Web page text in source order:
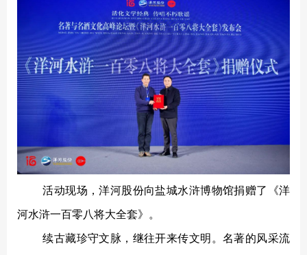
活动现场，洋河股份向盐城水浒博物馆捐赠了《洋
河水浒一百零八将大全套》。
续古藏珍守文脉，继往开来传文明。名著的风采流